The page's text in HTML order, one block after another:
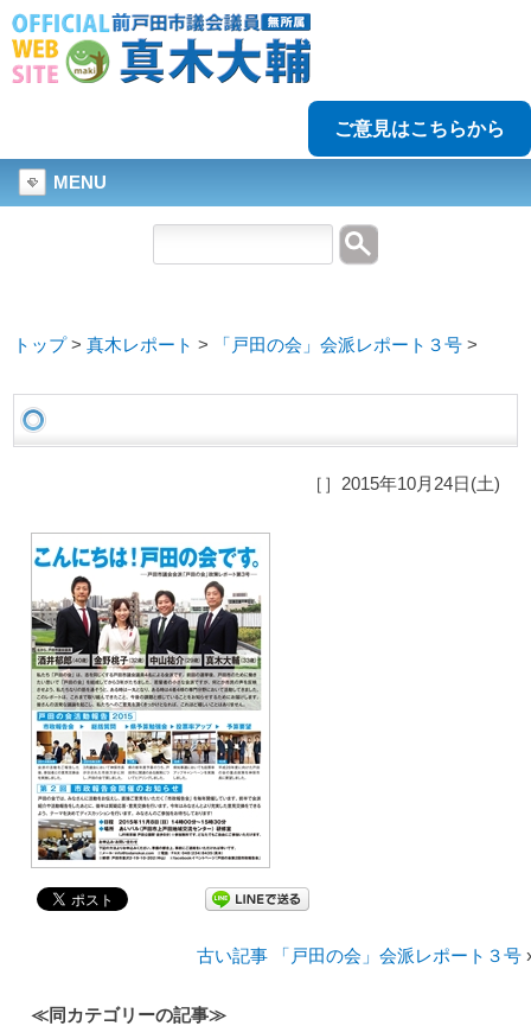
ご意見はこちらから
MENU
トップ>真木レポート > 「戸田の会」会派レポート３号 >
［］2015年10月24日(土)
古い記事 「戸田の会」会派レポート３号
≪同カテゴリーの記事≫